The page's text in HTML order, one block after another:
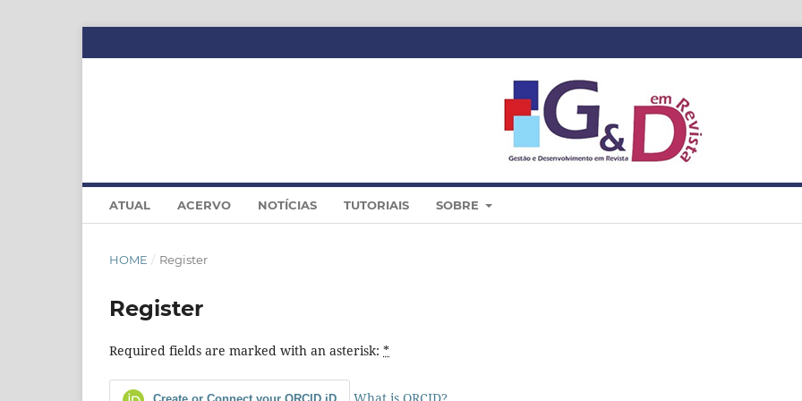
ATUAL ACERVO NOTÍCIAS TUTORIAIS SOBRE
HOME / Register
Register
Required fields are marked with an asterisk: *